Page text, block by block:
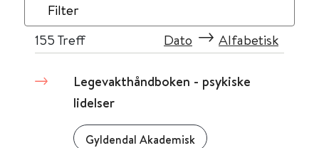
Filter
155 Treff Dato Alfabetisk
Legevakthåndboken - psykiske
lidelser
Gyldendal Akademisk